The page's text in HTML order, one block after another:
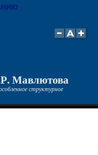
Мавлютова
структурное